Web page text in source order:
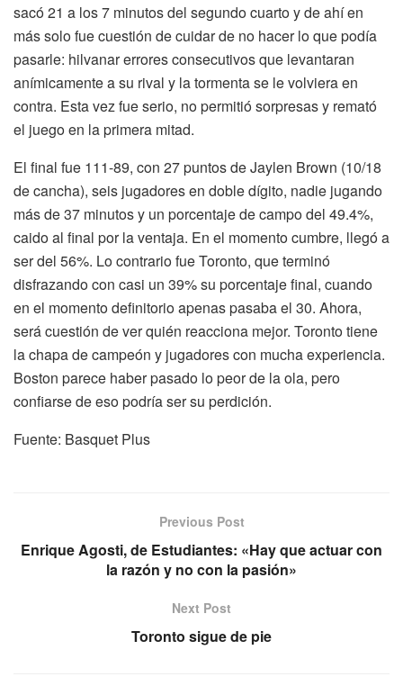
sacó 21 a los 7 minutos del segundo cuarto y de ahí en
más solo fue cuestión de cuidar de no hacer lo que podía
pasarle: hilvanar errores consecutivos que levantaran
anímicamente a su rival y la tormenta se le volviera en
contra. Esta vez fue serio, no permitió sorpresas y remató
el juego en la primera mitad.
El final fue 111-89, con 27 puntos de Jaylen Brown (10/18
de cancha), seis jugadores en doble dígito, nadie jugando
más de 37 minutos y un porcentaje de campo del 49.4%,
caido al final por la ventaja. En el momento cumbre, llegó a
ser del 56%. Lo contrario fue Toronto, que terminó
disfrazando con casi un 39% su porcentaje final, cuando
en el momento definitorio apenas pasaba el 30. Ahora,
será cuestión de ver quién reacciona mejor. Toronto tiene
la chapa de campeón y jugadores con mucha experiencia.
Boston parece haber pasado lo peor de la ola, pero
confiarse de eso podría ser su perdición.
Fuente: Basquet Plus
Previous Post
Enrique Agosti, de Estudiantes: «Hay que actuar con
la razón y no con la pasión»
Next Post
Toronto sigue de pie